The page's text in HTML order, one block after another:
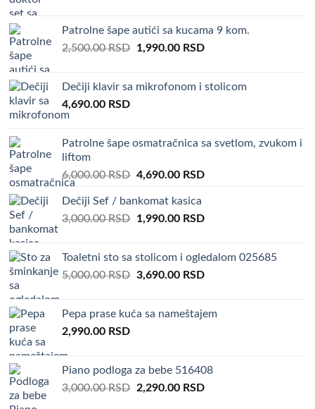
Patrolne šape autići sa kucama 9 kom.
2,500.00RSD Original
2,500.00 RSD.
1,990.00 RSDCurrent
1,990.00 RSD.
Dečiji klavir sa mikrofonom i stolicom
4,690.00 RSD
Patrolne šape osmatračnica sa svetlom, zvukom i
liftom
6,000.00RSD Original
was:
6,000.00 RSD.
4,690.00 RSDCurrent
4,690.00 RSD.
Dečiji Sef / bankomat kasica
3,000.00RSD Original
3,000.00 RSD.
1,990.00 RSDCurrent
1,990.00 RSD.
Toaletni sto sa stolicom i ogledalom 025685
5,000.00RSD Original
5,000.00 RSD.
3,690.00 RSDCurrent
3,690.00 RSD.
Pepa prase kuća sa nameštajem
2,990.00 RSD
Piano podloga za bebe 516408
3,000.00RSD Original
2,290.00 RSDCurrent